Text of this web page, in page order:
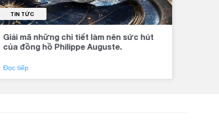
TIN TỨC
Giải mã những chi tiết làm nên sức hút
của đồng hồ Philippe Auguste.
Đọc tiếp